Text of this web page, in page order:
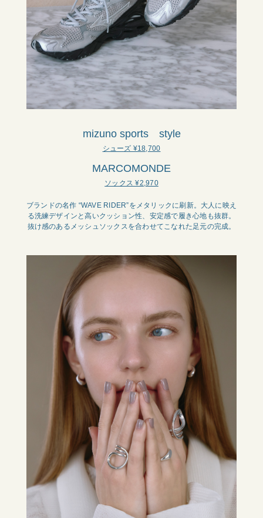
mizuno sports style
シューズ ¥18,700
MARCOMONDE
ソックス ¥2,970
ブランドの名作 “WAVE RIDER”をメタリックに刷新。大人に映え
る洗練デザインと高いクッション性、安定感で履き心地も抜群。
抜け感のあるメッシュソックスを合わせてこなれた足元の完成。